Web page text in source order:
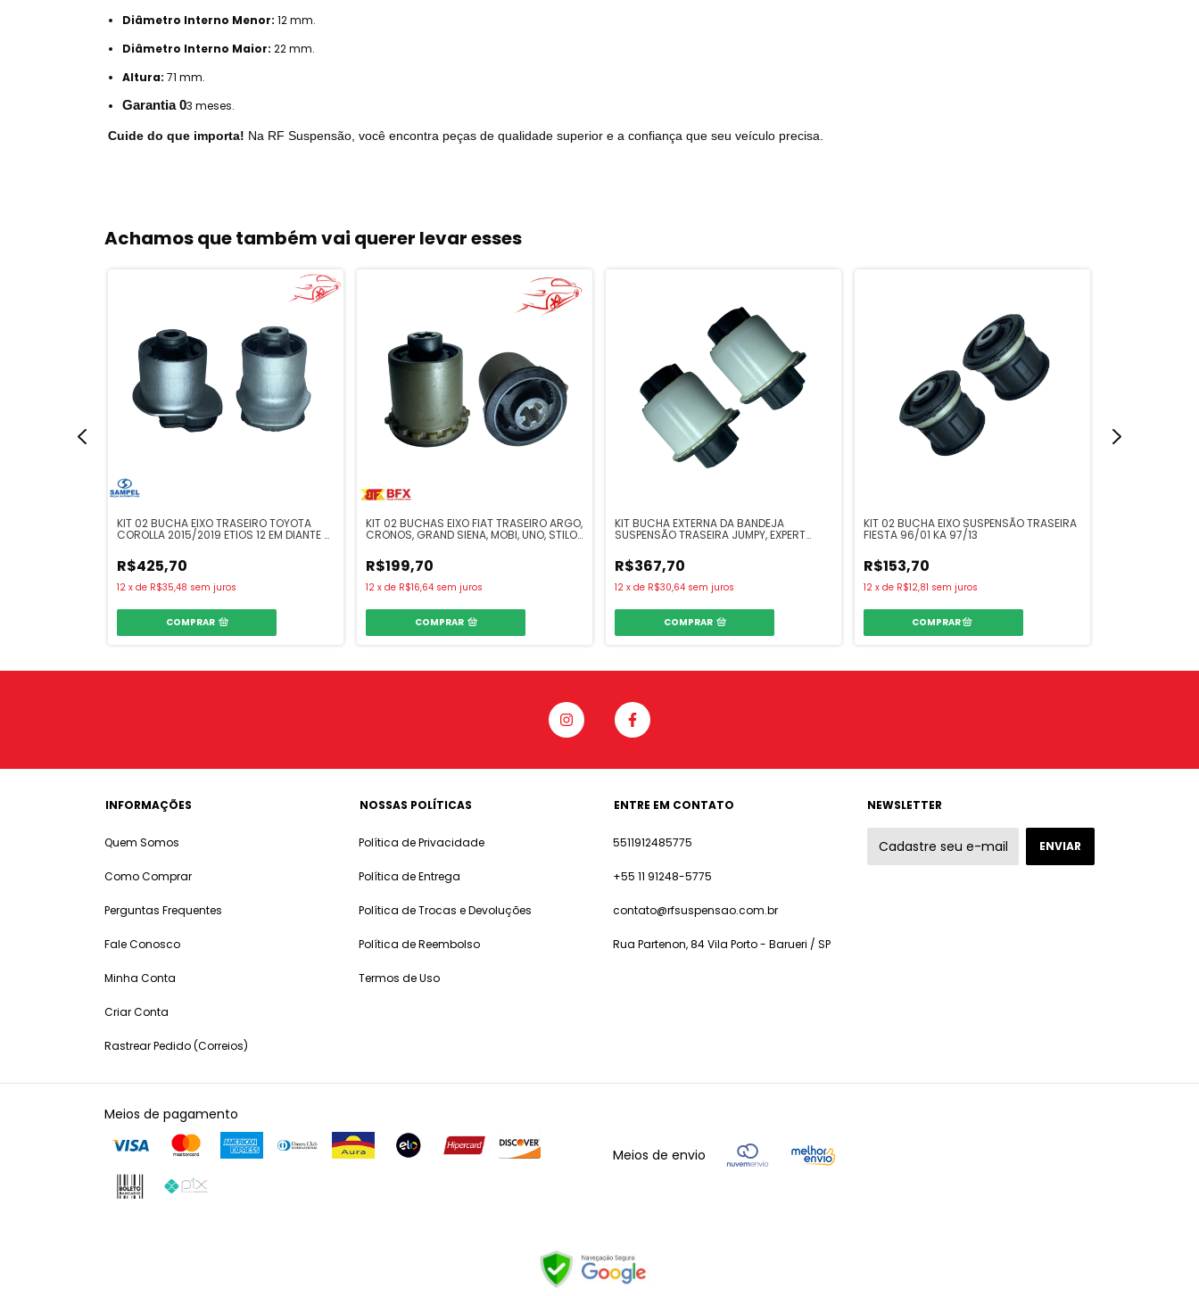
Diâmetro Interno Menor: 12 mm.
Diâmetro Interno Maior: 22 mm.
Altura: 71 mm.
Garantia 03 meses.
Cuide do que importa! Na RF Suspensão, você encontra peças de qualidade superior e a confiança que seu veículo precisa.
Achamos que também vai querer levar esses
KIT 02 BUCHA EIXO TRASEIRO TOYOTA
COROLLA 2015/2019 ETIOS 12 EM DIANTE -
R$425,70
12 x de R$35,48 sem juros
COMPRAR
KIT 02 BUCHAS EIXO FIAT TRASEIRO ARGO,
CRONOS, GRAND SIENA, MOBI, UNO, STILO,
PALIO
R$199,70
12 x de R$16,64 sem juros
COMPRAR
KIT BUCHA EXTERNA DA BANDEJA
SUSPENSÃO TRASEIRA JUMPY, EXPERT
R$367,70
12 x de R$30,64 sem juros
COMPRAR
KIT 02 BUCHA EIXO SUSPENSÃO TRASEIRA
FIESTA 96/01 KA 97/13
R$153,70
12 x de R$12,81 sem juros
INFORMAÇÕES
Quem Somos
Como Comprar
Perguntas Frequentes
Fale Conosco
Minha Conta
Criar Conta
Rastrear Pedido (Correios)
NOSSAS POLÍTICAS
Política de Privacidade
Política de Entrega
Política de Trocas e Devoluções
Política de Reembolso
Termos de Uso
ENTRE EM CONTATO
5511912485775
+55 11 91248-5775
contato@rfsuspensao.com.br
Rua Partenon, 84 Vila Porto - Barueri / SP
NEWSLETTER
Meios de pagamento
Meios de envio